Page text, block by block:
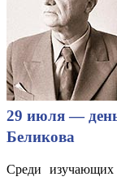
29 июля —
Беликова
Среди